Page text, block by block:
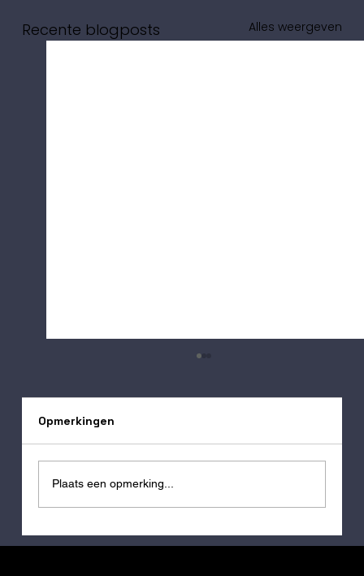
Recente blogposts Alles weergeven
Opmerkingen
Plaats een opmerking...